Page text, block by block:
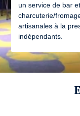
un service de bar
charcuterie/
artisanales à la
indépendants.